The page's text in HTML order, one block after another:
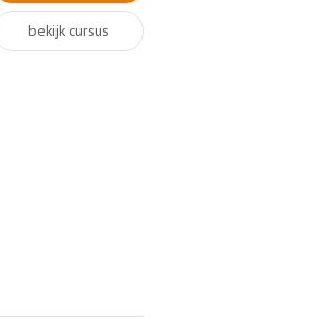
bekijk cursus